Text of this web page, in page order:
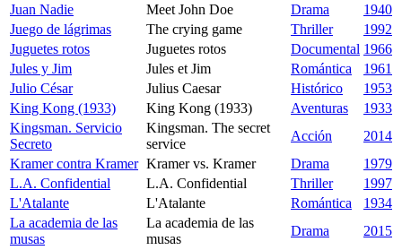
Juan Nadie
Meet John Doe Drama
1940
Juego de lágrimas
The crying game Thriller
1992
Juguetes rotos
Juguetes rotos Documental 1966
Jules y Jim
Jules et Jim Romántica
1961
Julio César
Julius Caesar Histórico
1953
King Kong (1933)
King Kong (1933) Aventuras
1933
Kingsman. Servicio
Secreto
Kingsman. The secret
service
Acción
2014
Kramer contra Kramer Kramer vs. Kramer Drama
1979
L.A. Confidential
L.A. Confidential Thriller
1997
L'Atalante
L'Atalante Romántica
1934
La academia de las
musas
La academia de las
musas
Drama 2015